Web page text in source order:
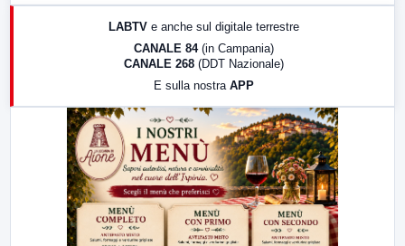
17:00 LabNews (replica)
LabNews (replica)
LABTV e anche sul digitale terrestre
CANALE 84 (in Campania)
CANALE 268 (DDT Nazionale)
E sulla nostra APP